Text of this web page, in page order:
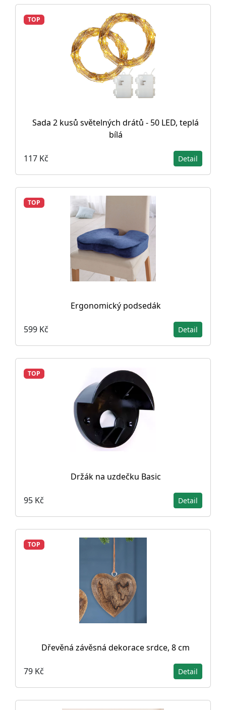
TOP
Sada 2 kusů světelných drátů - 50 LED, teplá
bílá
117 Kč Detail
TOP
Ergonomický podsedák
599 Kč Detail
TOP
Držák na uzdečku Basic
95 Kč Detail
TOP
Dřevěná závěsná dekorace srdce, 8 cm
79 Kč Detail